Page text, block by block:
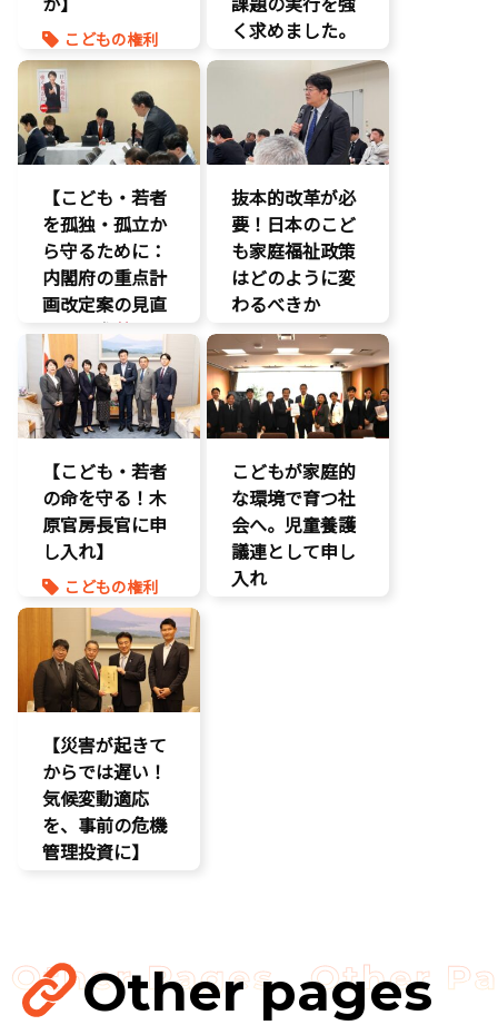
海賊版
知的財産
経済政策
著作権
こどもの権利
こども政策
命を守る
養子縁組
く求めました。
クマ対策
環境部会
知的財産
【こども・若者
を孤独・孤立か
ら守るために：
内閣府の重点計
画改定案の見直
しを要求
いじめ対策
こどもの権利
こども政策
不登校支援
命を守る
子育て支援拡
充
孤独孤立対策
将来不安
自民党
抜本的改革が必
要！日本のこど
も家庭福祉政策
はどのように変
わるべきか
こどもの権利
こども政策
議員連盟
障がい児者支
援
養子縁組
【こども・若者
の命を守る！木
原官房長官に申
し入れ】
こどもの権利
こども政策
命を守る
孤独孤立対策
こどもが家庭的
な環境で育つ社
会へ。児童養護
議連として申し
入れ
【災害が起きて
からでは遅い！
気候変動適応
を、事前の危機
管理投資に】
Other pages